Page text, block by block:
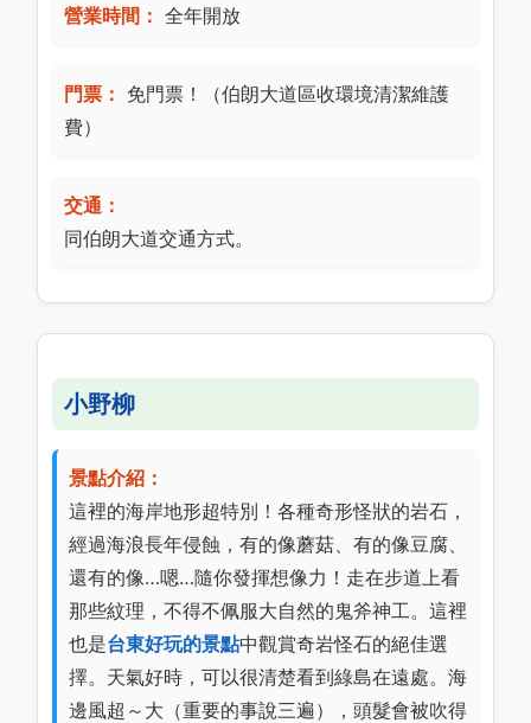
營業時間： 全年開放
門票： 免門票！（伯朗大道區收環境清潔維護
費）
交通：
同伯朗大道交通方式。
小野柳
景點介紹：
這裡的海岸地形超特別！各種奇形怪狀的岩石，
經過海浪長年侵蝕，有的像蘑菇、有的像豆腐、
還有的像…嗯…隨你發揮想像力！走在步道上看
那些紋理，不得不佩服大自然的鬼斧神工。這裡
也是台東好玩的景點中觀賞奇岩怪石的絕佳選
擇。天氣好時，可以很清楚看到綠島在遠處。海
邊風超～大（重要的事說三遍），頭髮會被吹得